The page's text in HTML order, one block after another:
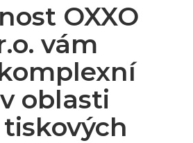
OXXO
vám
oblasti